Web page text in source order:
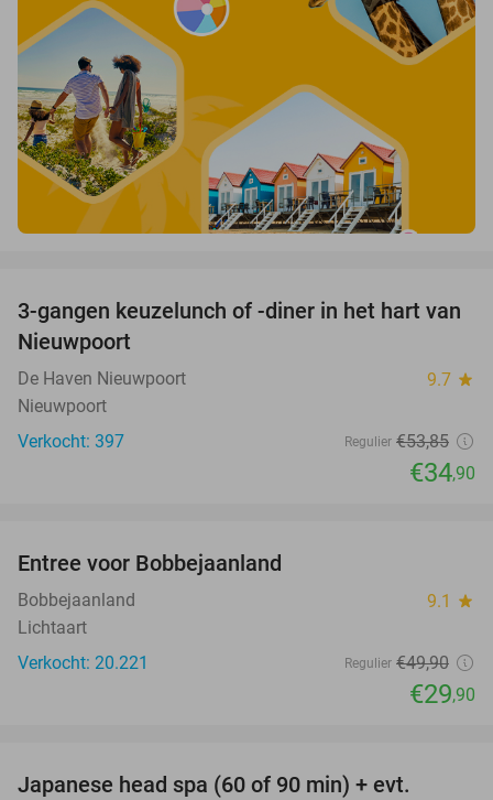
35%
3-gangen keuzelunch of -diner in het hart van
Nieuwpoort
De Haven Nieuwpoort 9.7 star
Nieuwpoort
Verkocht: 397
Regulier €53,85
€34,90
Entree voor Bobbejaanland
Bobbejaanland 9.1 star
Lichtaart
Verkocht: 20.221
Regulier €49,90
€29,90
Japanese head spa (60 of 90 min) + evt.